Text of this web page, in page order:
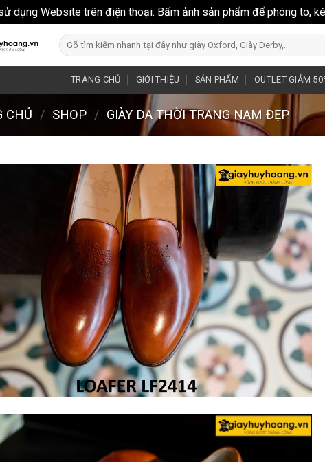
dụng Website trên điện thoại: Bấm ảnh sản phẩm để phóng to,
Search
for:
TRANG CHỦ GIỚI THIỆU SẢN PHẨM OUTLET GIẢM
CHỦ / SHOP / GIÀY DA THỜI TRANG NAM ĐẸP